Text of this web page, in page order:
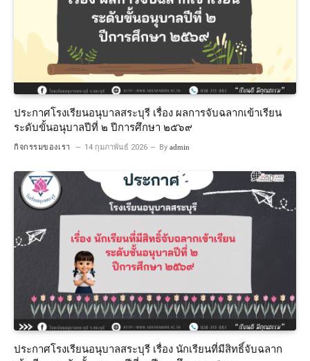
ประกาศโรงเรียนอนุบาลสระบุรี เรื่อง ผลการจับฉลากเข้าเรียน
ระดับขั้นอนุบาลปีที่ ๒ ปีการศึกษา ๒๕๖๙
กิจกรรมของเรา 14 กุมภาพันธ์ 2026 By admin
ประกาศโรงเรียนอนุบาลสระบุรี เรื่อง นักเรียนที่มีสิทธิ์จับฉลาก